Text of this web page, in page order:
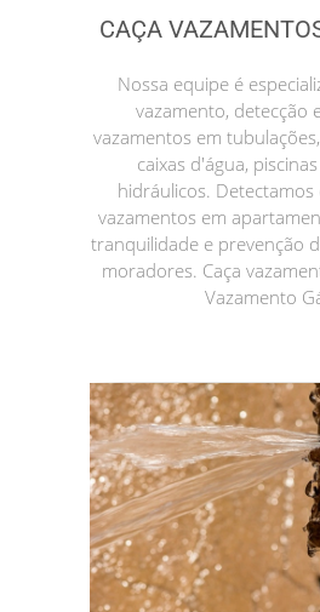
CAÇA
Nossa equipe é
vazamento, detecção
vazamentos em
caixas d'água,
hidráulicos. Detectamos
vazamentos em
tranquilidade e prevenção
moradores. Caça
Vazamento